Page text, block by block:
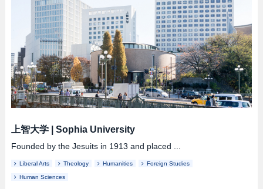
上智大学| Sophia University
Founded by the Jesuits in 1913 and placed ...
Liberal Arts Theology Humanities Foreign Studies
Human Sciences